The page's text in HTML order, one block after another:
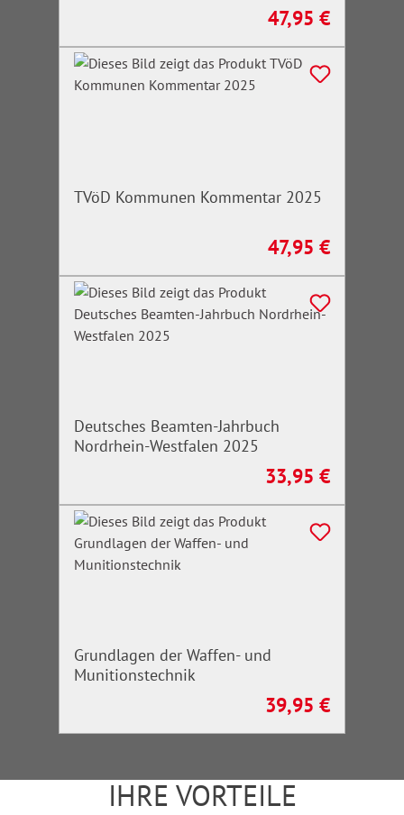
Regulärer Preis:
47,95 €
TVöD Kommunen Kommentar 2025
Regulärer Preis:
47,95 €
Deutsches Beamten-Jahrbuch
Nordrhein-Westfalen 2025
Regulärer Preis:
33,95 €
Grundlagen der Waffen- und
Munitionstechnik
Regulärer Preis:
39,95 €
IHRE VORTEILE